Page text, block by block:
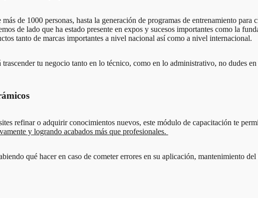
de 1000 personas, hasta la generación de programas de entrenamiento
de lado que ha estado presente en expos y sucesos importantes como la
tanto de marcas importantes a nivel nacional así como a nivel internacional.
tu negocio tanto en lo técnico, como en lo administrativo, no dudes
refinar o adquirir conocimientos nuevos, este módulo de capacitación te
y logrando acabados más que profesionales.
qué hacer en caso de cometer errores en su aplicación, mantenimiento